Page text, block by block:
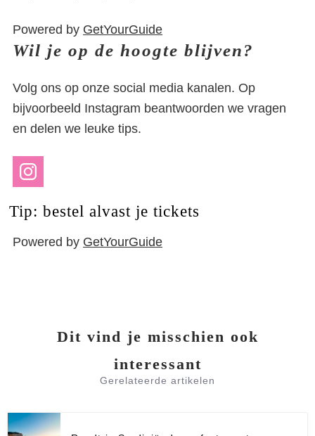
Powered by GetYourGuide
Wil je op de hoogte blijven?
Volg ons op onze social media kanalen. Op
bijvoorbeeld Instagram beantwoorden we vragen
en delen we leuke tips.
Tip: bestel alvast je tickets
Powered by GetYourGuide
Dit vind je misschien ook
interessant
Gerelateerde artikelen